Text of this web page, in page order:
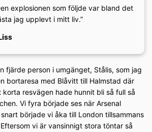
explosionen som följde var bland det
jag upplevt i mitt liv.”
fjärde person i umgänget, Stålis, som jag
bortaresa med Blåvitt till Halmstad där
resvägen hade hunnit bli så full så
Vi fyra började ses när Arsenal
började vi åka till London tillsammans
vi är vansinnigt stora töntar så